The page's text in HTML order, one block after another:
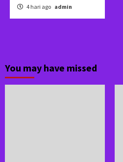
4 hari ago admin
You may have missed